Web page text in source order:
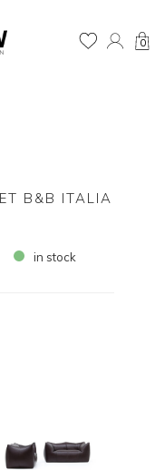
0
B&B ITALIA
in stock